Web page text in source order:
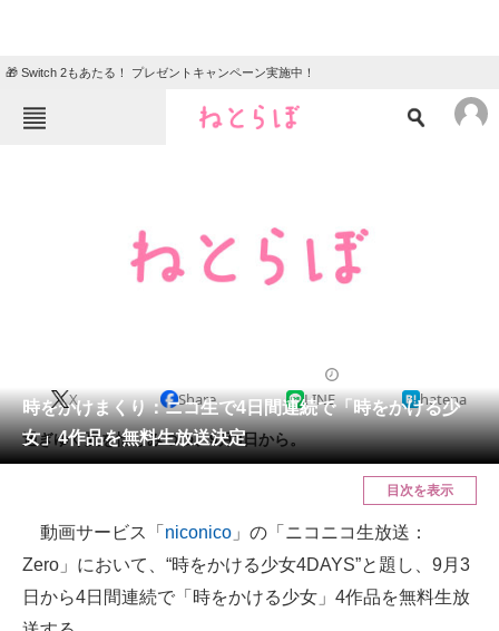
🎁 Switch 2もあたる！ プレゼントキャンペーン実施中！
クイズ
地域
会員記事
メディア
ITの今と未来を見通す
スマホと通信の最新トレンド
時をかけまくり：ニコ生で4日間連続で「時をかける少
女」4作品を無料生放送決定
X Share LINE hatena
過ぎゆく夏を惜しみつつ、9月3日から。
目次を表示
動画サービス「 niconico 」の「ニコニコ生放送：
Zero」において、“時をかける少女4DAYS”と題し、9月3
日から4日間連続で「時をかける少女」4作品を無料生放